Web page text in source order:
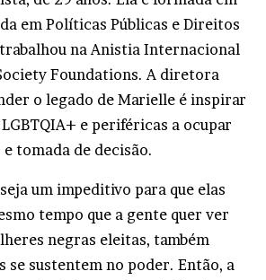
em Políticas Públicas e Direitos
na Anistia Internacional
Foundations. A diretora
o legado de Marielle é inspirar
e periféricas a ocupar
tomada de decisão.
um impeditivo para que elas
tempo que a gente quer ver
negras eleitas, também
se sustentem no poder. Então, a